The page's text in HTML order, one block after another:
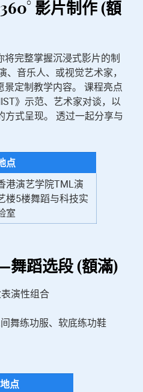
影片制作 (額
完整掌握沉浸式影片的制
音乐人、或视觉艺术家，
定制教学内容。 课程亮点
》示范、艺术家对谈，以
方式呈现。 透过一起分享与
点
港演艺学院TML演
楼5楼舞蹈与科技实
室
蹈选段 (額滿)
演性组合
舞练功服、软底练功鞋
地点